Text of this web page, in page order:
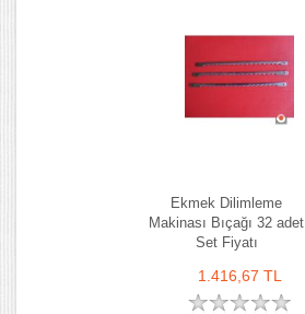
Ekmek Dilimleme
Makinası Bıçağı 32 adet
Set Fiyatı
1.416,67 TL